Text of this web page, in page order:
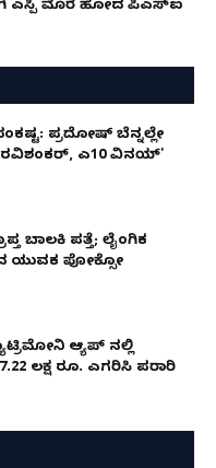
ಎಸ್ಪಿ ಮೊರೆ ಹೋದ ಪಿಎಸ್ಐ
ಪ್ರದೋಷ್ ಬೆನ್ನಲ್ಲೇ
ರವಿಶಂಕರ್, ಎ10 ವಿನಯ್'
ಬಾಲಕಿ ಪತ್ತೆ; ಲೈಂಗಿಕ
ಯುವಕ ಪೋಕ್ಸೋ
ಆ್ಯಪ್ ನಲ್ಲಿ
ಲಕ್ಷ ರೂ. ಎಗರಿಸಿ ಪರಾರಿ